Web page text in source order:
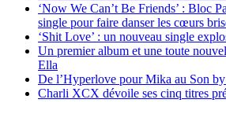
‘Now We Can’t Be Friends’ : Bloc
single pour faire danser les cœurs
‘Shit Love’ : un nouveau single
Un premier album et une toute
Ella
De l’Hyperlove pour Mika au Son
Charli XCX dévoile ses cinq titres